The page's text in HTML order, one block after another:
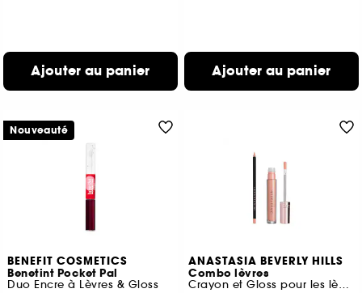
Ajouter au panier Ajouter au panier
BENEFIT COSMETICS
Benetint Pocket Pal
Duo Encre à Lèvres & Gloss
Nouveauté
ANASTASIA BEVERLY HILLS
Combo lèvres
Crayon et Gloss pour les lèvres